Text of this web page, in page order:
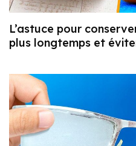
L’astuce pour
plus longtemps et